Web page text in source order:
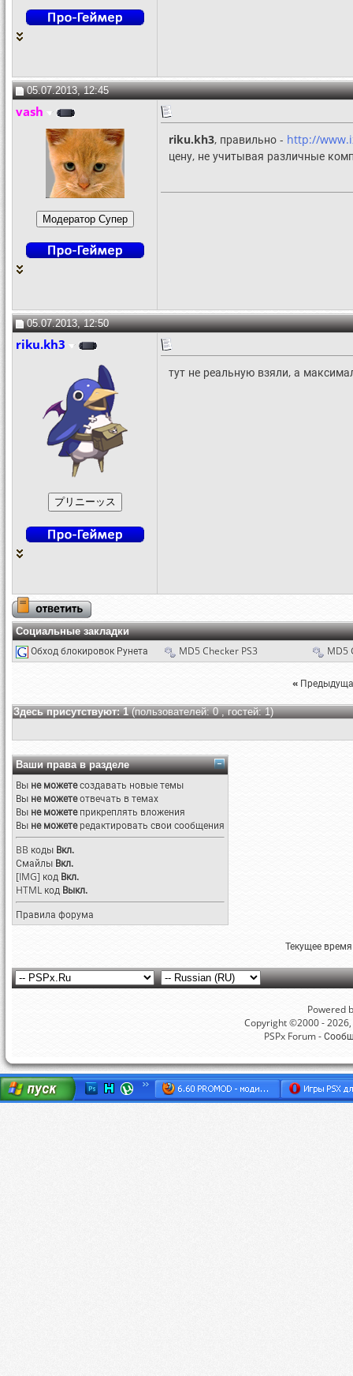
05.07.2013, 12:45
vash
riku.kh3, правильно - http://
цену, не учитывая различные
05.07.2013, 12:50
riku.kh3
тут не реальную взяли, а
Социальные закладки
Обход блокировок Рунета MD5 Checker PS3 MD5
«
Здесь присутствуют: 1(пользователей: 0 , гостей: 1)
Ваши права в разделе
Вы не можетесоздавать новые темы
Вы не можетеотвечать в темах
Вы не можетеприкреплять вложения
Вы не можетередактировать свои сообщения
BB коды Вкл.
Смайлы Вкл.
[IMG] код Вкл.
HTML код Выкл.
Правила форума
Текущее
Powered
Copyright ©2000 -
PSPx Forum -